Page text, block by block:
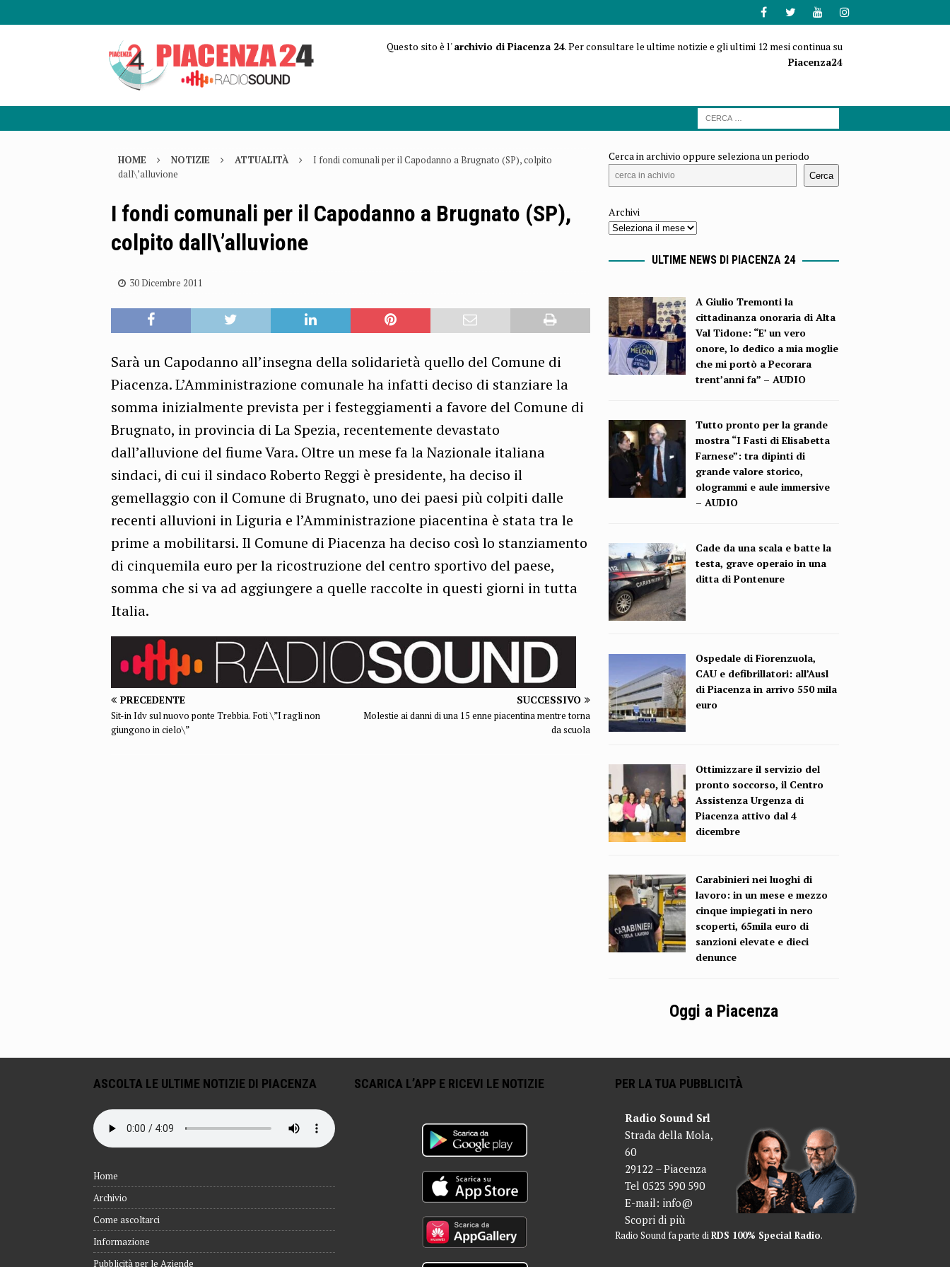
Questo sito è l'archivio di Piacenza 24. Per consultare le ultime notizie e gli ultimi 12 mesi continua su
Piacenza24
HOME NOTIZIE ATTUALITÀ
I fondi comunali per il Capodanno a Brugnato (SP), colpito
dall\’alluvione
I fondi comunali per il Capodanno a Brugnato (SP),
colpito dall\’alluvione
30 Dicembre 2011
Sarà un Capodanno all’insegna della solidarietà quello del Comune di
Piacenza. L’Amministrazione comunale ha infatti deciso di stanziare la
somma inizialmente prevista per i festeggiamenti a favore del Comune di
Brugnato, in provincia di La Spezia, recentemente devastato
dall’alluvione del fiume Vara. Oltre un mese fa la Nazionale italiana
sindaci, di cui il sindaco Roberto Reggi è presidente, ha deciso il
gemellaggio con il Comune di Brugnato, uno dei paesi più colpiti dalle
recenti alluvioni in Liguria e l’Amministrazione piacentina è stata tra le
prime a mobilitarsi. Il Comune di Piacenza ha deciso così lo stanziamento
di cinquemila euro per la ricostruzione del centro sportivo del paese,
somma che si va ad aggiungere a quelle raccolte in questi giorni in tutta
Italia.
PRECEDENTE
Sit-in Idv sul nuovo ponte Trebbia. Foti \”I ragli non
giungono in cielo\”
SUCCESSIVO
Molestie ai danni di una 15 enne piacentina mentre torna
da scuola
Cerca in archivio oppure seleziona un periodo
Cerca
Archivi
ULTIME NEWS DI PIACENZA 24
A Giulio Tremonti la
cittadinanza onoraria di Alta
Val Tidone: “E’ un vero
onore, lo dedico a mia moglie
che mi portò a Pecorara
trent’anni fa” – AUDIO
Tutto pronto per la grande
mostra “I Fasti di Elisabetta
Farnese”: tra dipinti di
grande valore storico,
ologrammi e aule immersive
– AUDIO
Cade da una scala e batte la
testa, grave operaio in una
ditta di Pontenure
Ospedale di Fiorenzuola,
CAU e defibrillatori: all’Ausl
di Piacenza in arrivo 550 mila
euro
Ottimizzare il servizio del
pronto soccorso, il Centro
Assistenza Urgenza di
Piacenza attivo dal 4
dicembre
Carabinieri nei luoghi di
lavoro: in un mese e mezzo
cinque impiegati in nero
scoperti, 65mila euro di
sanzioni elevate e dieci
denunce
Oggi a Piacenza
ASCOLTA LE ULTIME NOTIZIE DI PIACENZA
Home
Archivio
Come ascoltarci
Informazione
Pubblicità per le Aziende
SCARICA L’APP E RICEVI LE NOTIZIE PER LA TUA PUBBLICITÀ
Radio Sound Srl
Strada della Mola,
60
29122 – Piacenza
Tel 0523 590 590
E-mail: info@
Scopri di più
Radio Sound fa parte diRDS 100% Special Radio.